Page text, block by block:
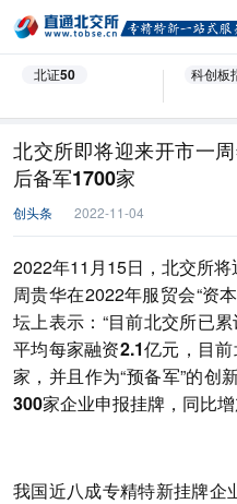
北证50 科创板
北交所即将迎来开市一
后备军1700家
创头条 2022-11-04
2022年11月15日，北交所
周贵华在2022年服贸会“资
坛上表示：“目前北交所已
平均每家融资2.1亿元 ，目
家 ，并且作为“预备军”的创
300家企业申报挂牌 ，同比
我国近八成专精特新挂牌企